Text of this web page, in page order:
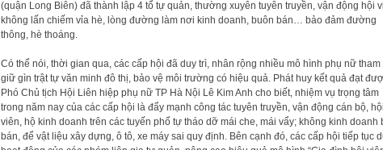
(quận Long Biên) đã thành lập 4 tổ tự quản, thường xuyên tuyên truyền, vận động hội
không lấn chiếm vỉa hè, lòng đường làm nơi kinh doanh, buôn bán… bảo đảm đường
thông, hè thoáng.
Có thể nói, thời gian qua, các cấp hội đã duy trì, nhân rộng nhiều mô hình phụ nữ tham
giữ gìn trật tự văn minh đô thị, bảo vệ môi trường có hiệu quả. Phát huy kết quả đạt
Phó Chủ tịch Hội Liên hiệp phụ nữ TP Hà Nội Lê Kim Anh cho biết, nhiệm vụ trọng tâm
trong năm nay của các cấp hội là đẩy mạnh công tác tuyên truyền, vận động cán bộ, hội
viên, hộ kinh doanh trên các tuyến phố tự tháo dỡ mái che, mái vẩy; không kinh doanh
bán, để vật liệu xây dựng, ô tô, xe máy sai quy định. Bên cạnh đó, các cấp hội tiếp tục